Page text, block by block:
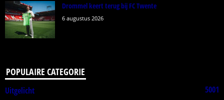
Drommel keert terug bij FC Twente
6 augustus 2026
POPULAIRE CATEGORIE
Uitgelicht
5001